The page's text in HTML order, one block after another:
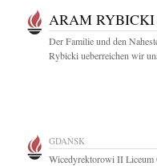
ARAM RYBICKI
Der Familie und den
Rybicki ueberreichen wir
GDAŃSK
Wicedyrektorowi II Liceum